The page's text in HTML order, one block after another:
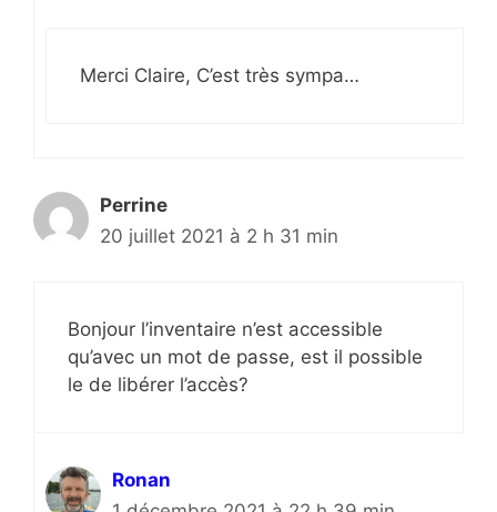
Merci Claire, C’est très sympa…
Perrine
20 juillet 2021 à 2 h 31 min
Bonjour l’inventaire n’est accessible
qu’avec un mot de passe, est il possible
le de libérer l’accès?
Ronan